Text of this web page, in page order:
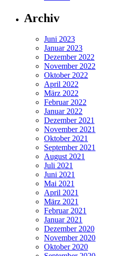
Archiv
Juni 2023
Januar 2023
Dezember 2022
November 2022
Oktober 2022
April 2022
März 2022
Februar 2022
Januar 2022
Dezember 2021
November 2021
Oktober 2021
September 2021
August 2021
Juli 2021
Juni 2021
Mai 2021
April 2021
März 2021
Februar 2021
Januar 2021
Dezember 2020
November 2020
Oktober 2020